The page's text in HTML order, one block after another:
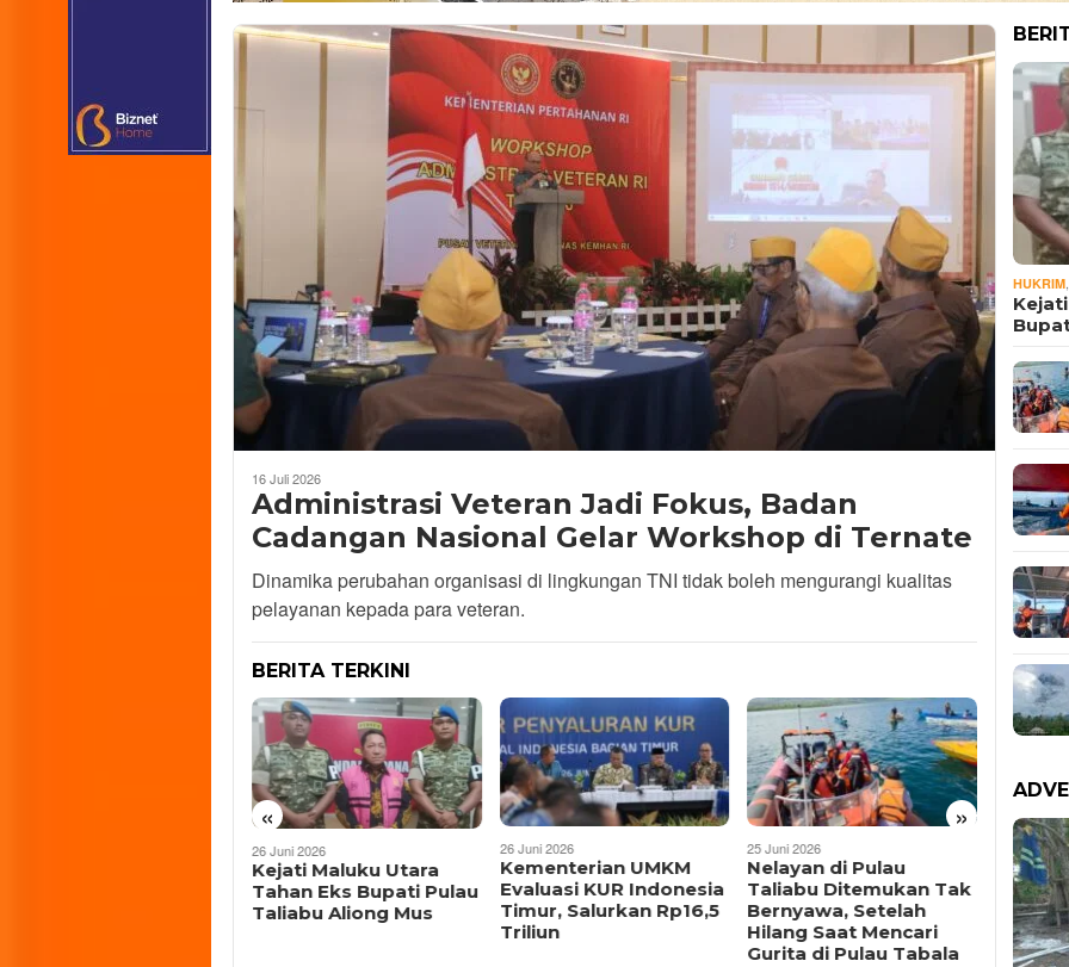
16 Juli 2026
Administrasi Veteran Jadi Fokus, Badan
Cadangan Nasional Gelar Workshop di Ternate
Dinamika perubahan organisasi di lingkungan TNI tidak boleh mengurangi kualitas
pelayanan kepada para veteran.
BERITA TERKINI
« »
26 Juni 2026
Kejati Maluku Utara
Tahan Eks Bupati Pulau
Taliabu Aliong Mus
26 Juni 2026
Kementerian UMKM
Evaluasi KUR Indonesia
Timur, Salurkan Rp16,5
Triliun
25 Juni 2026
Nelayan di Pulau
Taliabu Ditemukan Tak
Bernyawa, Setelah
Hilang Saat Mencari
Gurita di Pulau Tabala
25 Juni 2026
ABK
Timur,
HUKRIM